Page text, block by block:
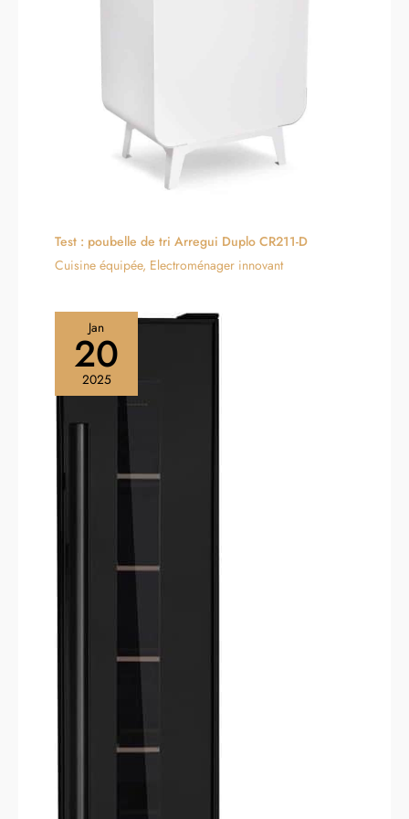
Test : poubelle de tri Arregui Duplo CR211-D
Cuisine équipée, Electroménager innovant
Jan
20
2025